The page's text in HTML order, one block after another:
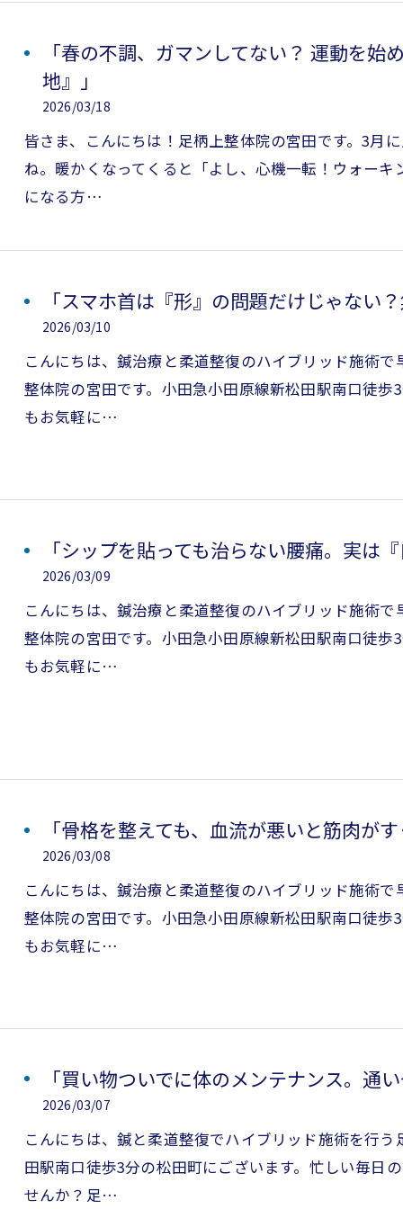
「春の不調、ガマンしてない？ 運動を
地』」
2026/03/18
皆さま、こんにちは！足柄上整体院の宮田です。3月
ね。暖かくなってくると「よし、心機一転！ウォー
になる方…
「スマホ首は『形』の問題だけじゃない
2026/03/10
こんにちは、鍼治療と柔道整復のハイブリッド施術
整体院の宮田です。小田急小田原線新松田駅南口徒
もお気軽に…
「シップを貼っても治らない腰痛。実は
2026/03/09
こんにちは、鍼治療と柔道整復のハイブリッド施術
整体院の宮田です。小田急小田原線新松田駅南口徒
もお気軽に…
「骨格を整えても、血流が悪いと筋肉が
2026/03/08
こんにちは、鍼治療と柔道整復のハイブリッド施術
整体院の宮田です。小田急小田原線新松田駅南口徒
もお気軽に…
「買い物ついでに体のメンテナンス。通
2026/03/07
こんにちは、鍼と柔道整復でハイブリッド施術を行
田駅南口徒歩3分の松田町にございます。忙しい毎日
せんか？足…
お問い合わせはこちら
お問い合わせはこちら